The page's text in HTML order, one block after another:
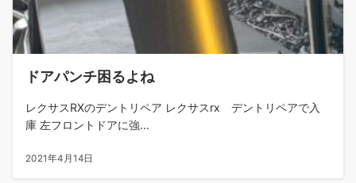
ドアパンチ困るよね
レクサスRXのデントリペア レクサスrx デントリペアで入
庫 左フロントドアに強...
2021年4月14日